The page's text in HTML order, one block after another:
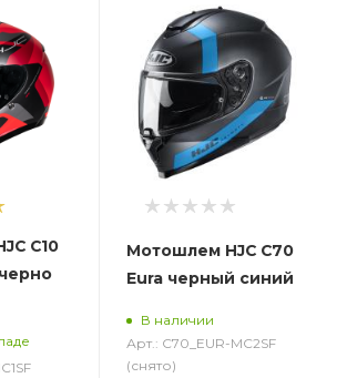
C10
черно
Мотошлем HJC C70
Eura черный синий
В наличии
Арт.: C70_EUR-MC2SF
(снято)